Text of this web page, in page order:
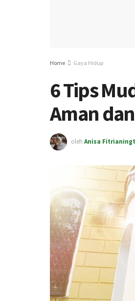
Home Gaya Hidup
6 Tips
Aman
oleh Anisa